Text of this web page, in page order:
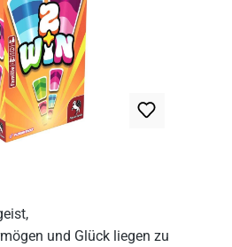
und Glück liegen zu